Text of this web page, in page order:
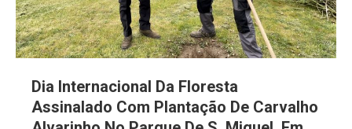
Dia Internacional Da Floresta
Assinalado Com Plantação De Carvalho